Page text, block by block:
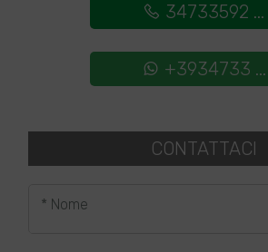
34733592 ...
+3934733 ...
CONTATTACI
* Nome